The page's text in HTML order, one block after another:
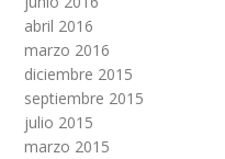
abril 2016
marzo 2016
diciembre 2015
septiembre 2015
julio 2015
marzo 2015